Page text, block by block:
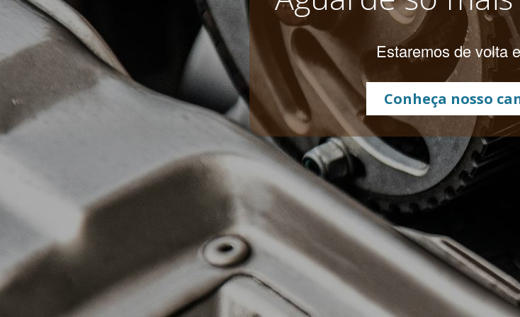
Estaremos de volta
Conheça nosso